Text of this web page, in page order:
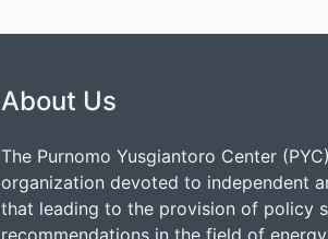
About Us
The Purnomo Yusgiantoro Center
organization devoted to independent
that leading to the provision of policy
recommendations in the field of